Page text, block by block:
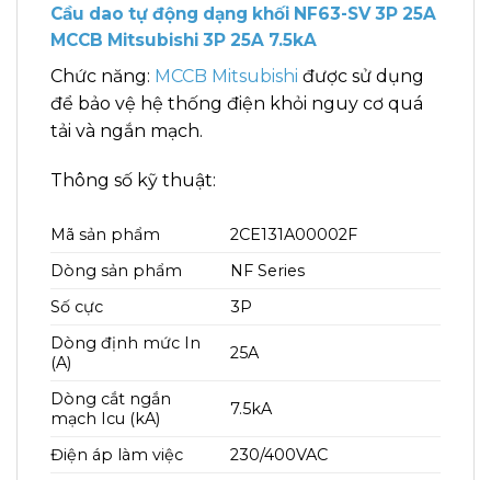
Cầu dao tự động dạng khối NF63-SV 3P 25A
MCCB Mitsubishi 3P 25A 7.5kA
Chức năng: MCCB Mitsubishi được sử dụng
để bảo vệ hệ thống điện khỏi nguy cơ quá
tải và ngắn mạch.
Thông số kỹ thuật:
Mã sản phẩm
2CE131A00002F
Dòng sản phẩm
NF Series
Số cực
3P
Dòng định mức In
(A)
25A
Dòng cắt ngắn
mạch Icu (kA)
7.5kA
Điện áp làm việc
230/400VAC